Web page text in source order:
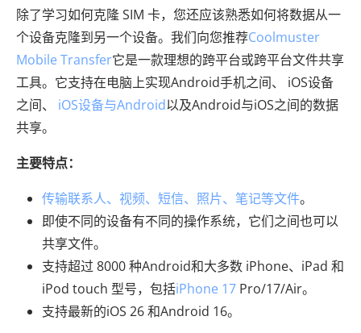
除了学习如何克隆 SIM 卡，您还应该熟悉如何将数据从一
个设备克隆到另一个设备。我们向您推荐Coolmuster
Mobile Transfer它是一款理想的跨平台或跨平台文件共享
工具。它支持在电脑上实现Android手机之间、 iOS设备
之间、 iOS设备与Android以及Android与iOS之间的数据
共享。
主要特点：
传输联系人、视频、短信、照片、笔记等文件。
即使不同的设备有不同的操作系统，它们之间也可以
共享文件。
支持超过 8000 种Android和大多数 iPhone、iPad 和
iPod touch 型号，包括iPhone 17 Pro/17/Air。
支持最新的iOS 26 和Android 16。